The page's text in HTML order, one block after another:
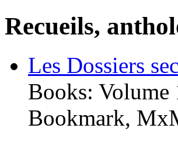
Recueils,
Les Dossiers
Books: Volume
Bookmark,